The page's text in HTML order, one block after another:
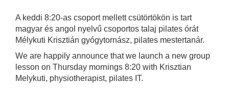
A keddi 8:20-as csoport mellett csütörtökön is tart
magyar és angol nyelvű csoportos talaj pilates órát
Mélykuti Krisztián gyógytornász, pilates mestertanár.
We are happily announce that we launch a new group
lesson on Thursday mornings 8:20 with Krisztian
Melykuti, physiotherapist, pilates IT.